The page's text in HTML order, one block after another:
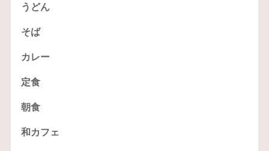
うどん
そば
カレー
定食
朝食
和カフェ